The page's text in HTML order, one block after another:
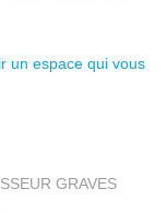
un espace qui vous
GRAVES